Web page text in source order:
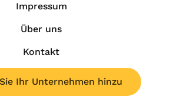
Impressum
Über uns
Kontakt
Ihr Unternehmen hinzu